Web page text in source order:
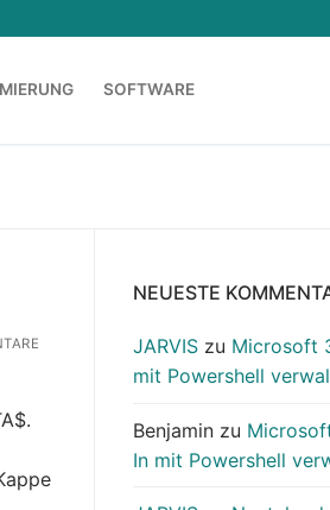
SOFTWARE
NEUESTE
JARVIS zu Microsoft
mit Powershell
Benjamin zu
In mit Powershell